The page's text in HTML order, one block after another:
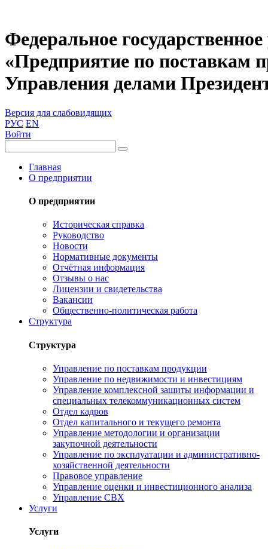
Федеральное
«Предприятие по поставкам
Управления делами
Версия для слабовидящих
РУС EN
Войти
Главная
О предприятии
О предприятии
Историческая справка
Руководство
Новости
Нормативные документы
Отчётная информация
Отзывы о нас
Лицензии и свидетельства
Вакансии
Общественно-политическая работа
Структура
Структура
Управление по поставкам продукции
Управление по недвижимости и инвестициям
Управление комплексной защиты информации и
специальных телекоммуникационных систем
Отдел кадров
Отдел капитального и текущего ремонта
Управление методологии и организации
закупочной деятельности
Управление по эксплуатации и административно-
хозяйственной деятельности
Правовое управление
Управление оценки и инвестиционного анализа
Управление СВХ
Услуги
Услуги